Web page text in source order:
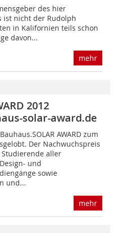
des hier
ist nicht der Rudolph
in Kalifornien teils schon
davon...
mehr
2012
solar-award.de
AWARD zum
Der Nachwuchspreis
aller
und
sowie
und...
mehr